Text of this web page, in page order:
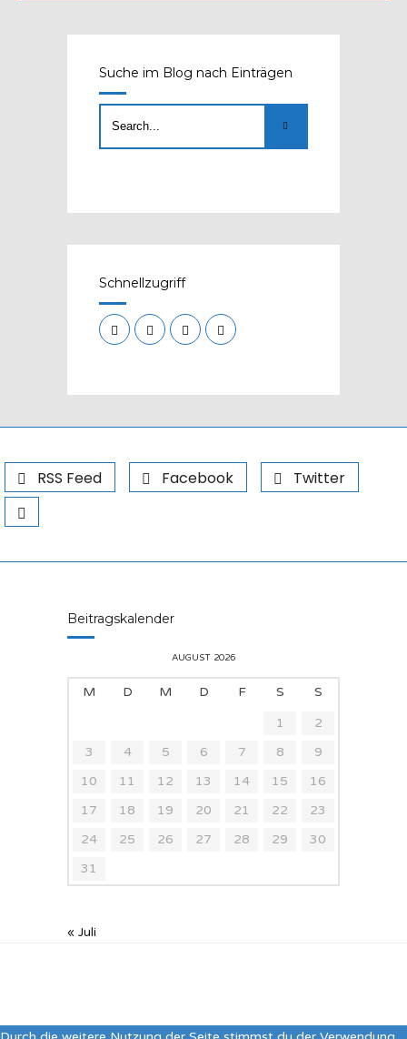
Suche im Blog nach Einträgen
Schnellzugriff
RSS Feed Facebook Twitter
Beitragskalender
AUGUST 2026
M D M D F S
S
1
2
3
4 5 6 7 8
9
10
11 12 13 14 15
16
17
18 19 20 21 22
23
24
25 26 27 28 29
30
31
« Juli